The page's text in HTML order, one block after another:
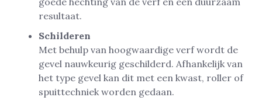
resultaat.
Schilderen
Met behulp van hoogwaardige verf wordt de
gevel nauwkeurig geschilderd. Afhankelijk van
het type gevel kan dit met een kwast, roller of
spuittechniek worden gedaan.